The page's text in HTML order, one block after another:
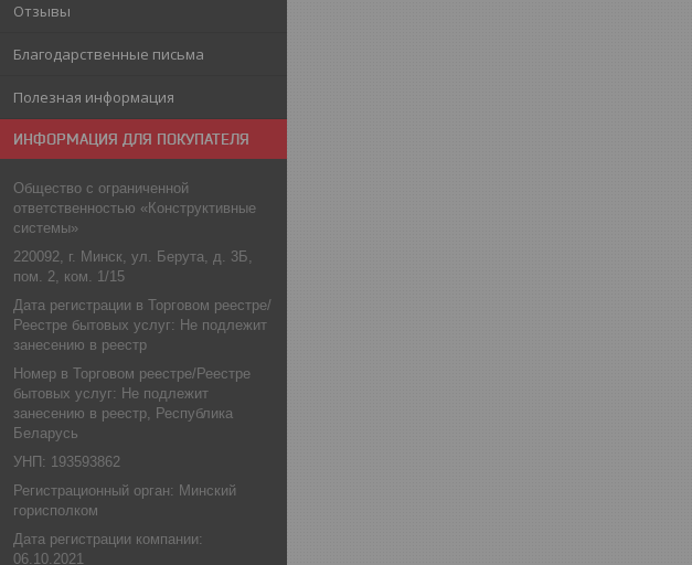
Отзывы
Благодарственные письма
Полезная информация
ИНФОРМАЦИЯ ДЛЯ ПОКУПАТЕЛЯ
Общество с ограниченной
ответственностью «Конструктивные
системы»
220092, г. Минск, ул. Берута, д. 3Б,
пом. 2, ком. 1/15
Дата регистрации в Торговом реестре/
Реестре бытовых услуг: Не подлежит
занесению в реестр
Номер в Торговом реестре/Реестре
бытовых услуг: Не подлежит
занесению в реестр, Республика
Беларусь
УНП: 193593862
Регистрационный орган: Минский
горисполком
Дата регистрации компании:
06.10.2021